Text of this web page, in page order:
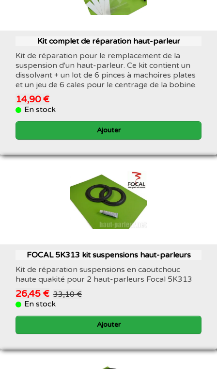
Kit complet de réparation haut-parleur
Kit de réparation pour le remplacement de la
suspension d'un haut-parleur. Ce kit contient un
dissolvant + un lot de 6 pinces à machoires plates
et un jeu de 6 cales pour le centrage de la bobine.
14,90 €
En stock
Ajouter
FOCAL 5K313 kit suspensions haut-parleurs
Kit de réparation suspensions en caoutchouc
haute quakité pour 2 haut-parleurs Focal 5K313
26,45 € 33,10 €
En stock
Ajouter